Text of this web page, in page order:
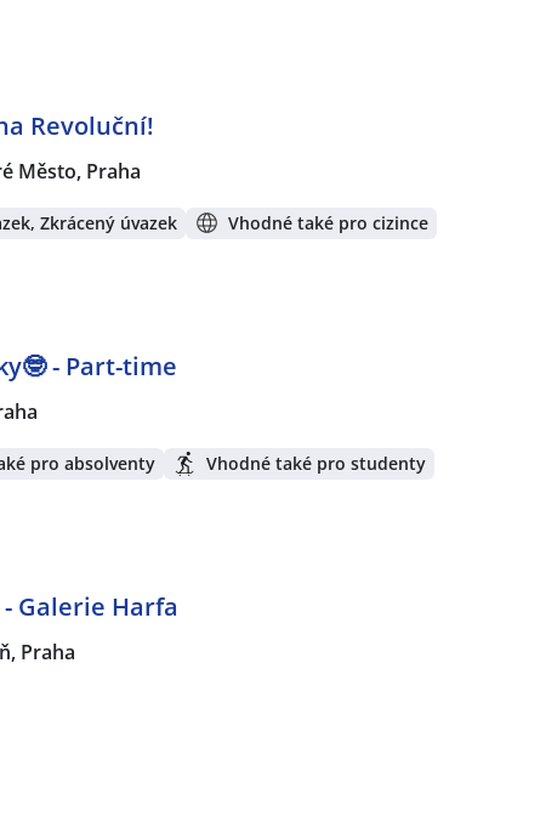
Revoluční!
Město, Praha
Zkrácený úvazek Vhodné také pro cizince
- Part-time
pro absolventy Vhodné také pro studenty
Galerie Harfa
Praha